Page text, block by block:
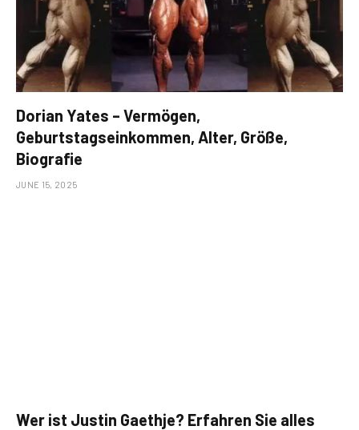
Dorian Yates – Vermögen,
Geburtstagseinkommen, Alter, Größe,
Biografie
JUNE 15, 2025
Wer ist Justin Gaethje? Erfahren Sie alles